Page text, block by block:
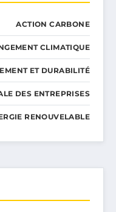
ACTION CARBONE
CLIMATIQUE
ET DURABILITÉ
DES ENTREPRISES
RENOUVELABLE